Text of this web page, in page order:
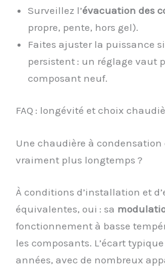
Surveillez l’évacuation des
propre, pente, hors gel).
Faites ajuster la puissance
persistent : un réglage vaut
composant neuf.
FAQ : longévité et choix
Une chaudière à
vraiment plus longtemps ?
À conditions d’installation et
équivalentes, oui : sa
fonctionnement à basse
les composants. L’écart
années, avec de nombreux